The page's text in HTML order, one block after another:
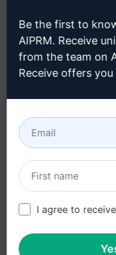
リーガル
プライバシーポリシー
(en)
利用規定 (en)
利用規約 (en)
ブラウザ拡張機能用語
(en)
請求条件 (en)
Be the first to
AIPRM. Receive
from the team on
Receive offers
I agree to